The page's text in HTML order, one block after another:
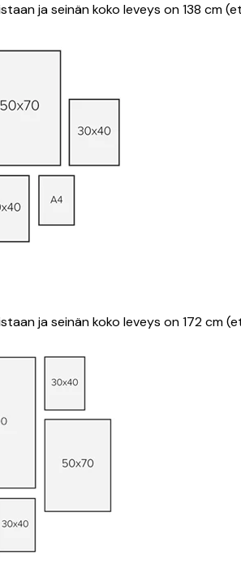
​​ja seinän koko leveys on 138 cm
​​ja seinän koko leveys on 172 cm